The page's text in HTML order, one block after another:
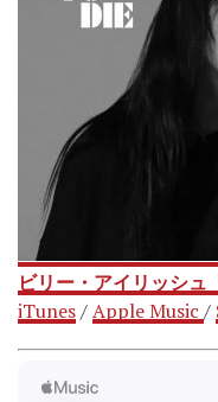
ビリー・アイリッシ
iTunes/Apple Music /